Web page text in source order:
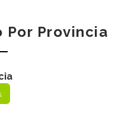
Por Provincia